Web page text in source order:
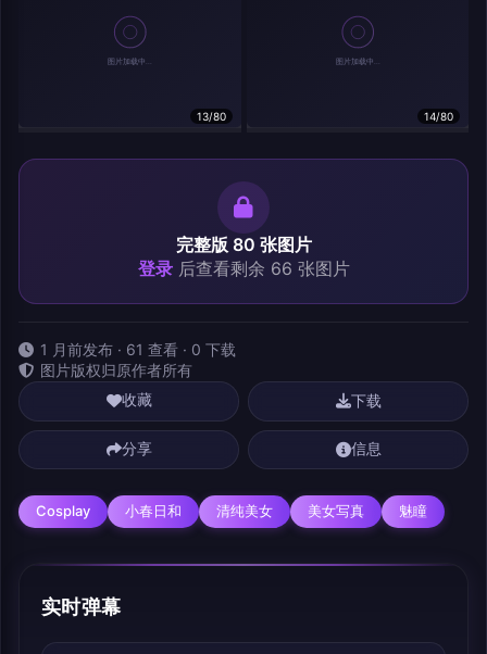
13/80 14/80
完整版 80 张图片
登录后查看剩余 66 张图片
1 月前发布 · 61 查看 · 0 下载
图片版权归原作者所有
收藏 下载
分享 信息
Cosplay 小春日和 清纯美女 美女写真 魅瞳
实时弹幕